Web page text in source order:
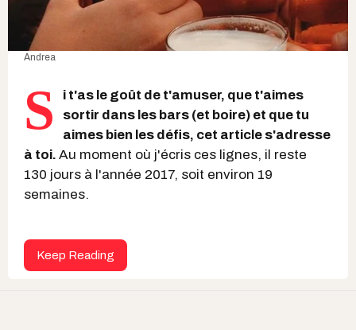
Andrea
S
i t'as le goût de t'amuser, que t'aimes
sortir dans les bars (et boire) et que tu
aimes bien les défis, cet article s'adresse
à toi. Au moment où j'écris ces lignes, il reste
130 jours à l'année 2017, soit environ 19
semaines.
Keep Reading